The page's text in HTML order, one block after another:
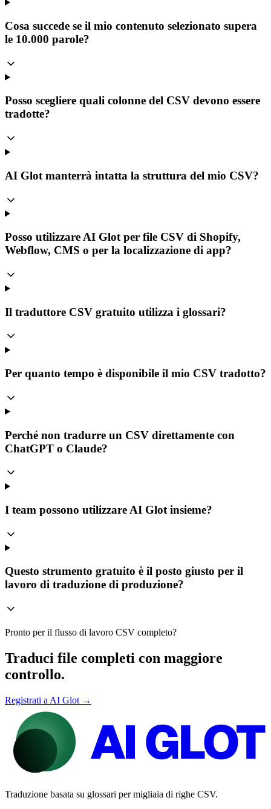
Cosa succede se il mio contenuto selezionato supera
le 10.000 parole?
Posso scegliere quali colonne del CSV devono essere
tradotte?
AI Glot manterrà intatta la struttura del mio CSV?
Posso utilizzare AI Glot per file CSV di Shopify,
Webflow, CMS o per la localizzazione di app?
Il traduttore CSV gratuito utilizza i glossari?
Per quanto tempo è disponibile il mio CSV tradotto?
Perché non tradurre un CSV direttamente con
ChatGPT o Claude?
I team possono utilizzare AI Glot insieme?
Questo strumento gratuito è il posto giusto per il
lavoro di traduzione di produzione?
Pronto per il flusso di lavoro CSV completo?
Traduci file completi con maggiore
controllo.
Registrati a AI Glot →
Traduzione basata su glossari per migliaia di righe CSV.